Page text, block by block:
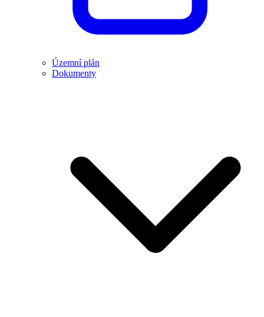
Územní plán
Dokumenty